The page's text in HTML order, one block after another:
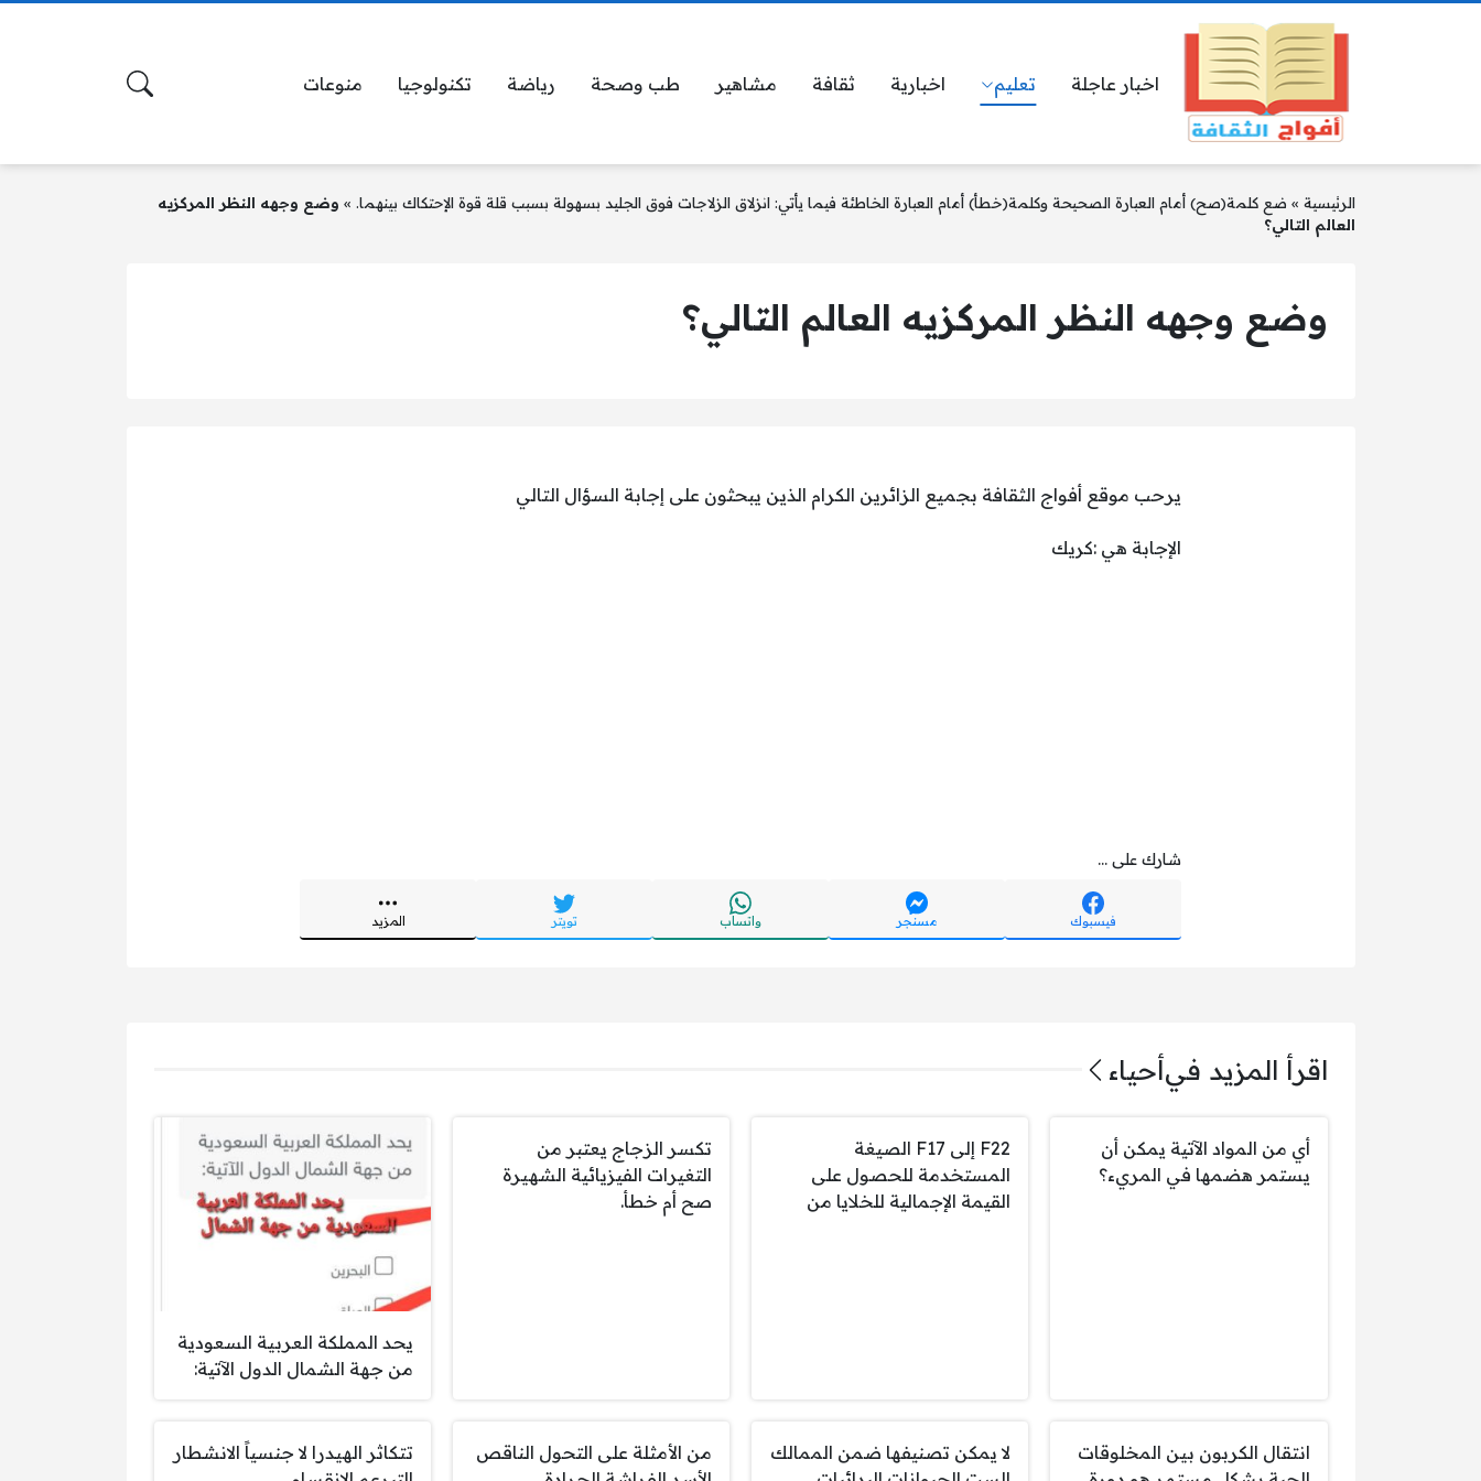
اخبار عاجلة تعليم اخبارية ثقافة مشاهير طب وصحة رياضة تكنولوجيا منوعات
الرئيسية » ضع كلمة(صح) أمام العبارة الصحيحة وكلمة(خطأ) أمام العبارة الخاطئة فيما يأتي: انزلاق الزلاجات فوق الجليد بسهولة بسبب قلة قوة الإحتكاك بينهما. » وضع وجهه النظر المركزيه
العالم التالي؟
وضع وجهه النظر المركزيه العالم التالي؟
يرحب موقع أفواج الثقافة بجميع الزائرين الكرام الذين يبحثون على إجابة السؤال التالي
الإجابة هي :كريك
شارك على ...
فيسبوك مسنجر واتساب تويتر المزيد
اقرأ المزيد فيأحياء
أي من المواد الآتية يمكن أن
يستمر هضمها في المريء؟
F22 إلى F17 الصيغة
المستخدمة للحصول على
القيمة الإجمالية للخلايا من
تكسر الزجاج يعتبر من
التغيرات الفيزيائية الشهيرة
صح أم خطأ.
يحد المملكة العربية السعودية
من جهة الشمال الدول الآتية:
انتقال الكربون بين المخلوقات
لا يمكن تصنيفها ضمن الممالك
من الأمثلة على التحول الناقص
تتكاثر الهيدرا لا جنسياً الانشطار